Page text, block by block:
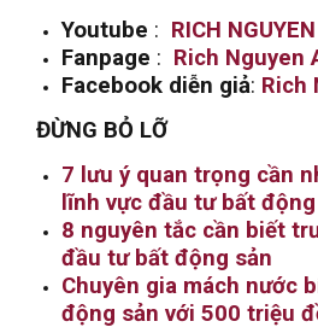
Youtube : RICH NGUYEN
Fanpage : Rich Nguyen
Facebook diễn giả: Rich
ĐỪNG BỎ LỠ
7 lưu ý quan trọng cần
lĩnh vực đầu tư bất
8 nguyên tắc cần biết
đầu tư bất động sản
Chuyên gia mách nước
động sản với 500 triệu